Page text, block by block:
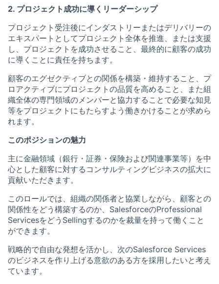
2. プロジェクト成功に導くリーダーシップ
プロジェクト受注後にインダストリーまたはデリバリーの
エキスパートとしてプロジェクト全体を推進、または支援
し、プロジェクトを成功させること、最終的に顧客の成功
に導くことに責任を持ちます。
顧客のエグゼクティブとの関係を構築・維持すること、プ
ロアクティブにプロジェクトの品質を高めること、また組
織全体の専門領域のメンバーと協力することで必要な知見
等をプロジェクトにもたらすよう働きかけることが求めら
れます。
このポジションの魅力
主に金融領域（銀行・証券・保険および関連事業等）を中
心とした顧客に対するコンサルティングビジネスの拡大に
貢献いただきます。
このロールでは、組織の関係者と協業しながら、顧客との
関係性をどう構築するのか、SalesforceのProfessional
ServicesをどうSellingするのかを裁量を持って働くこと
ができます。
戦略的で自由な発想を活かし、次のSalesforce Services
のビジネスを作り上げる意欲のある方を採用したいと考え
ています。